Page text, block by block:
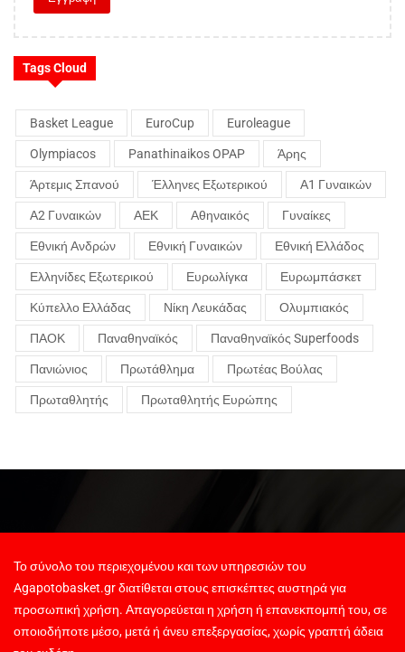
Tags Cloud
Basket League EuroCup Euroleague
Olympiacos Panathinaikos OPAP Άρης
Άρτεμις Σπανού Έλληνες Εξωτερικού Α1 Γυναικών
Α2 Γυναικών ΑΕΚ Αθηναικός Γυναίκες
Εθνική Ανδρών Εθνική Γυναικών Εθνική Ελλάδος
Ελληνίδες Εξωτερικού Ευρωλίγκα Ευρωμπάσκετ
Κύπελλο Ελλάδας Νίκη Λευκάδας Ολυμπιακός
ΠΑΟΚ Παναθηναϊκός Παναθηναϊκός Superfoods
Πανιώνιος Πρωτάθλημα Πρωτέας Βούλας
Πρωταθλητής Πρωταθλητής Ευρώπης
Το σύνολο του περιεχομένου και των υπηρεσιών του
Agapotobasket.gr διατίθεται στους επισκέπτες αυστηρά για
προσωπική χρήση. Απαγορεύεται η χρήση ή επανεκπομπή του, σε
οποιοδήποτε μέσο, μετά ή άνευ επεξεργασίας, χωρίς γραπτή άδεια